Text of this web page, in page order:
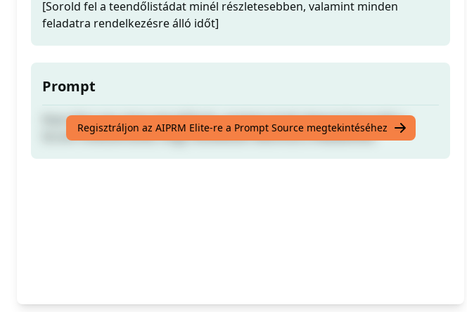
[Sorold fel a teendőlistádat minél részletesebben, valamint minden
feladatra rendelkezésre álló időt]
Prompt
Hozz létre egy olyan teendőlistát, amelyet el kell végezni! Használd a
Scrum módszertanát, hogy részletesen lebontsd a feladatokat.
Regisztráljon az AIPRM Elite-re a Prompt Source megtekintéséhez